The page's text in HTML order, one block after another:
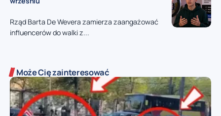
Rząd Barta De Wevera zamierza zaangażować
influencerów do walki z...
Może Cię zainteresować